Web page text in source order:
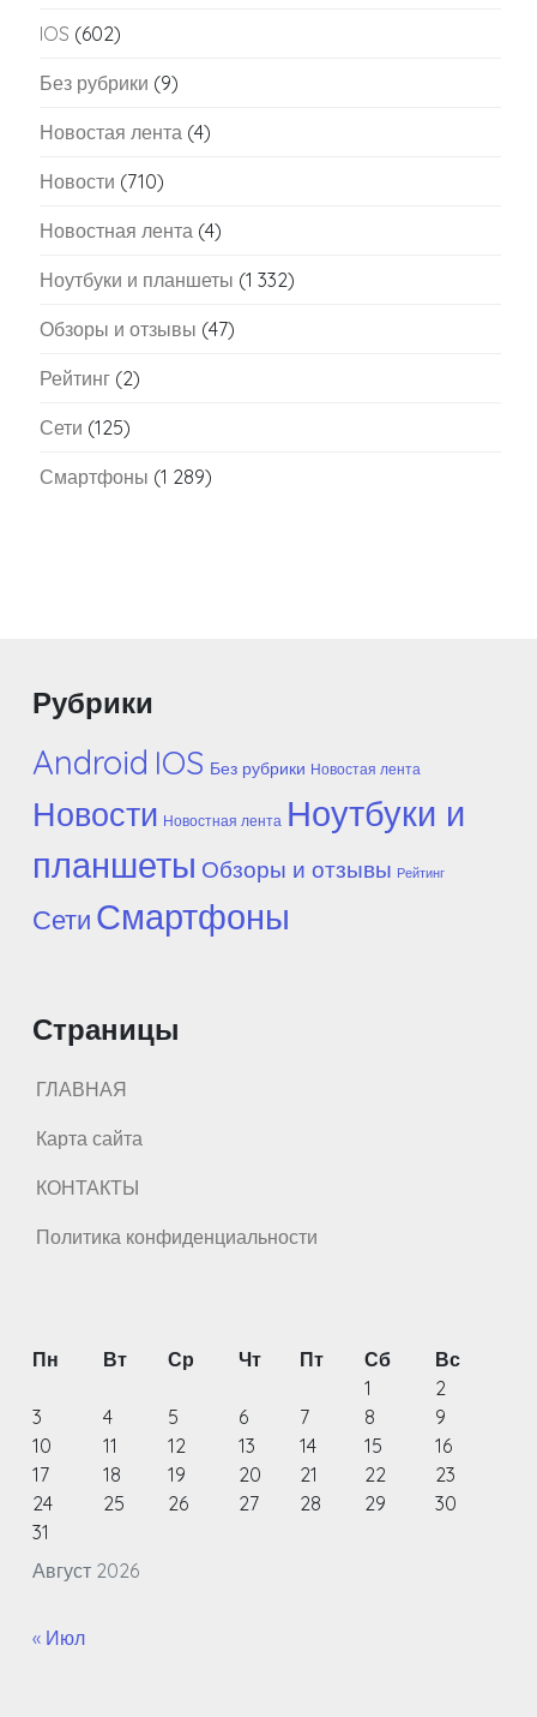
IOS (602)
Без рубрики (9)
Новостая лента (4)
Новости (710)
Новостная лента (4)
Ноутбуки и планшеты (1 332)
Обзоры и отзывы (47)
Рейтинг (2)
Сети (125)
Смартфоны (1 289)
Рубрики
Android IOS Без рубрики Новостая лента
Новости Новостная лента Ноутбуки и
планшеты Обзоры и отзывы Рейтинг
Сети Смартфоны
Страницы
ГЛАВНАЯ
Карта сайта
КОНТАКТЫ
Политика конфиденциальности
Август 2026
Пн Вт Ср Чт Пт Сб
Вс
1
2
3
4 5 6 7 8
9
10
11 12 13 14 15
16
17
18 19 20 21 22
23
24
25 26 27 28 29
30
31
« Июл